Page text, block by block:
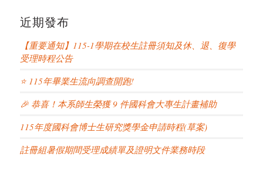
近期發布
【重要通知】115-1學期在校生註冊須知及休、退、復學
受理時程公告
⭐ 115年畢業生流向調查開跑!
🎉 恭喜！本系師生榮獲 9 件國科會大專生計畫補助
115年度國科會博士生研究獎學金申請時程(草案)
註冊組暑假期間受理成績單及證明文件業務時段